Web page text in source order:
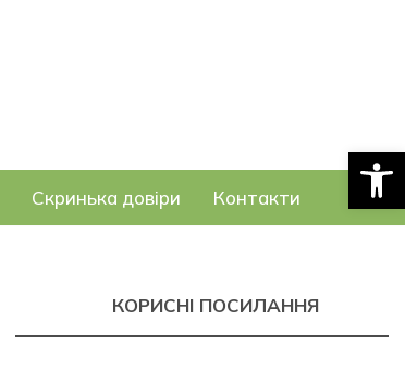
Скринька довіри Контакти
КОРИСНІ ПОСИЛАННЯ